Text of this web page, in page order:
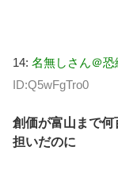
14: 名無しさん＠恐
ID:Q5wFgTro0
創価が富山まで
担いだのに